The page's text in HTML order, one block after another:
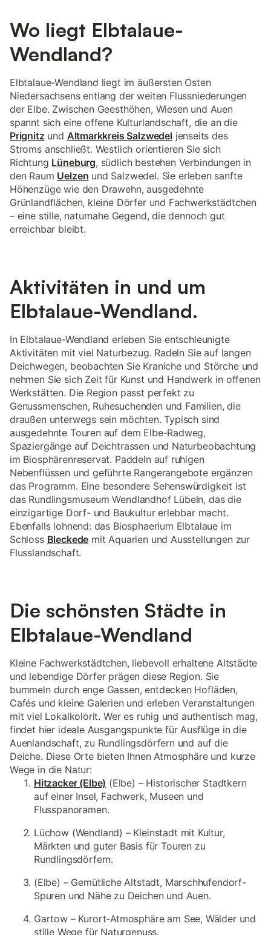
Wo liegt Elbtalaue-
Wendland?
Elbtalaue-Wendland liegt im äußersten Osten
Niedersachsens entlang der weiten Flussniederungen
der Elbe. Zwischen Geesthöhen, Wiesen und Auen
spannt sich eine offene Kulturlandschaft, die an die
Prignitz und Altmarkkreis Salzwedel jenseits des
Stroms anschließt. Westlich orientieren Sie sich
Richtung Lüneburg, südlich bestehen Verbindungen in
den Raum Uelzen und Salzwedel. Sie erleben sanfte
Höhenzüge wie den Drawehn, ausgedehnte
Grünlandflächen, kleine Dörfer und Fachwerkstädtchen
– eine stille, naturnahe Gegend, die dennoch gut
erreichbar bleibt.
Aktivitäten in und um
Elbtalaue-Wendland.
In Elbtalaue-Wendland erleben Sie entschleunigte
Aktivitäten mit viel Naturbezug. Radeln Sie auf langen
Deichwegen, beobachten Sie Kraniche und Störche und
nehmen Sie sich Zeit für Kunst und Handwerk in offenen
Werkstätten. Die Region passt perfekt zu
Genussmenschen, Ruhesuchenden und Familien, die
draußen unterwegs sein möchten. Typisch sind
ausgedehnte Touren auf dem Elbe-Radweg,
Spaziergänge auf Deichtrassen und Naturbeobachtung
im Biosphärenreservat. Paddeln auf ruhigen
Nebenflüssen und geführte Rangerangebote ergänzen
das Programm. Eine besondere Sehenswürdigkeit ist
das Rundlingsmuseum Wendlandhof Lübeln, das die
einzigartige Dorf- und Baukultur erlebbar macht.
Ebenfalls lohnend: das Biosphaerium Elbtalaue im
Schloss Bleckede mit Aquarien und Ausstellungen zur
Flusslandschaft.
Die schönsten Städte in
Elbtalaue-Wendland
Kleine Fachwerkstädtchen, liebevoll erhaltene Altstädte
und lebendige Dörfer prägen diese Region. Sie
bummeln durch enge Gassen, entdecken Hofläden,
Cafés und kleine Galerien und erleben Veranstaltungen
mit viel Lokalkolorit. Wer es ruhig und authentisch mag,
findet hier ideale Ausgangspunkte für Ausflüge in die
Auenlandschaft, zu Rundlingsdörfern und auf die
Deiche. Diese Orte bieten Ihnen Atmosphäre und kurze
Wege in die Natur:
Hitzacker (Elbe) (Elbe) – Historischer Stadtkern
auf einer Insel, Fachwerk, Museen und
Flusspanoramen.
Lüchow (Wendland) – Kleinstadt mit Kultur,
Märkten und guter Basis für Touren zu
Rundlingsdörfern.
(Elbe) – Gemütliche Altstadt, Marschhufendorf-
Spuren und Nähe zu Deichen und Auen.
Gartow – Kurort-Atmosphäre am See, Wälder und
stille Wege für Naturgenuss.